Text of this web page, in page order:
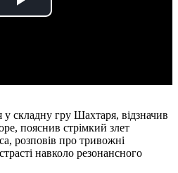
Play
складну гру Шахтаря, відзначив
пояснив стрімкий злет
розповів про тривожні
навколо резонансного